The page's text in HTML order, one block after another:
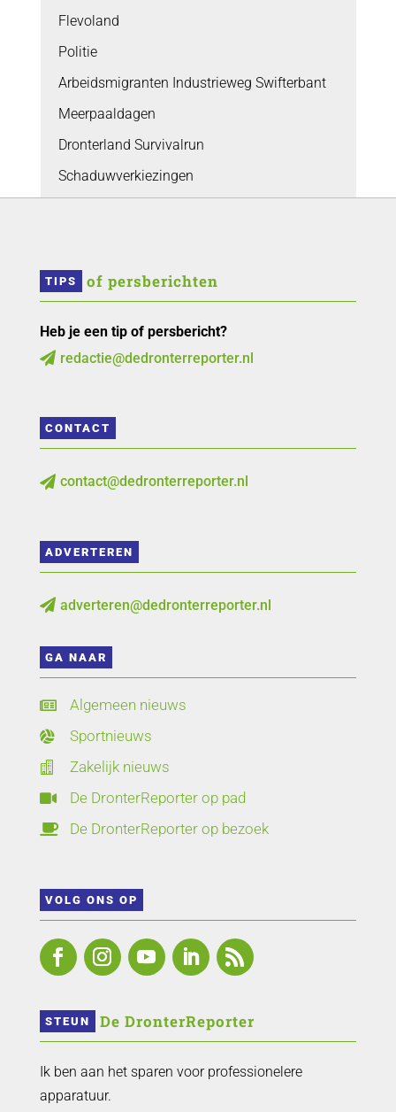
Flevoland
Politie
Arbeidsmigranten Industrieweg Swifterbant
Meerpaaldagen
Dronterland Survivalrun
Schaduwverkiezingen
TIPS of persberichten
Heb je een tip of persbericht?
 redactie@dedronterreporter.nl
CONTACT
 contact@dedronterreporter.nl
ADVERTEREN
 adverteren@dedronterreporter.nl
GA NAAR
 Algemeen nieuws
 Sportnieuws
 Zakelijk nieuws
 De DronterReporter op pad
 De DronterReporter op bezoek
VOLG ONS OP
STEUN De DronterReporter
Ik ben aan het sparen voor professionelere
apparatuur.